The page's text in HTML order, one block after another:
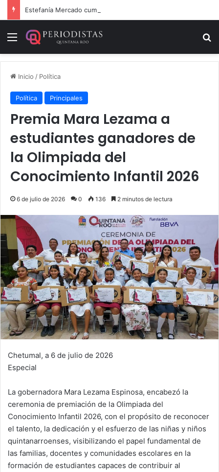
Menú
Inicio / Política
Política Principales
Premia Mara Lezama a
estudiantes ganadores de
la Olimpiada del
Conocimiento Infantil 2026
6 de julio de 2026 0 136 2 minutos de lectura
Chetumal, a 6 de julio de 2026
Especial
La gobernadora Mara Lezama Espinosa, encabezó la
ceremonia de premiación de la Olimpiada del
Conocimiento Infantil 2026, con el propósito de reconocer
el talento, la dedicación y el esfuerzo de las niñas y niños
quintanarroenses, visibilizando el papel fundamental de
las familias, docentes y comunidades escolares en la
formación de estudiantes capaces de contribuir al